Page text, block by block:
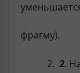
фрагму).
2.